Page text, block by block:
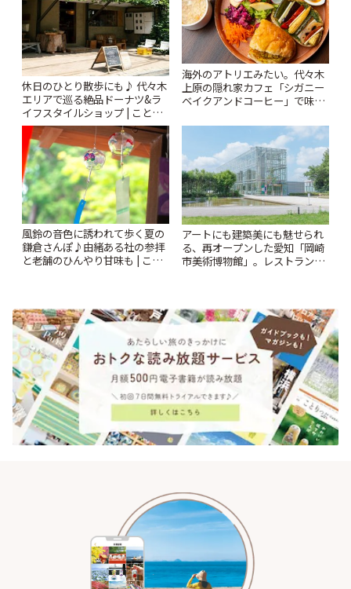
休日のひとり散歩にも♪ 代々木
エリアで巡る絶品ドーナツ&ラ
イフスタイルショップ | ことり
っぷ
海外のアトリエみたい。代々木
上原の隠れ家カフェ「シガニー
ベイクアンドコーヒー」で味わ
風鈴の音色に誘われて歩く夏の
鎌倉さんぽ♪由緒ある社の参拝
と老舗のひんやり甘味も | こと
アートにも建築美にも魅せられ
る、再オープンした愛知「岡崎
市美術博物館」。レストランや